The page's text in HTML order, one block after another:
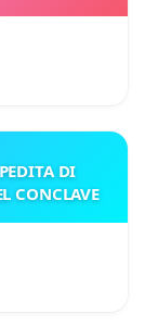
DI
CONCLAVE